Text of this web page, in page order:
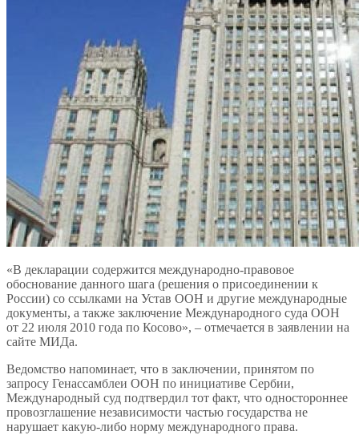
«В декларации содержится международно-правовое
обоснование данного шага (решения о присоединении к
России) со ссылками на Устав ООН и другие международные
документы, а также заключение Международного суда ООН
от 22 июля 2010 года по Косово», – отмечается в заявлении на
сайте МИДа.
Ведомство напоминает, что в заключении, принятом по
запросу Генассамблеи ООН по инициативе Сербии,
Международный суд подтвердил тот факт, что одностороннее
провозглашение независимости частью государства не
нарушает какую-либо норму международного права.